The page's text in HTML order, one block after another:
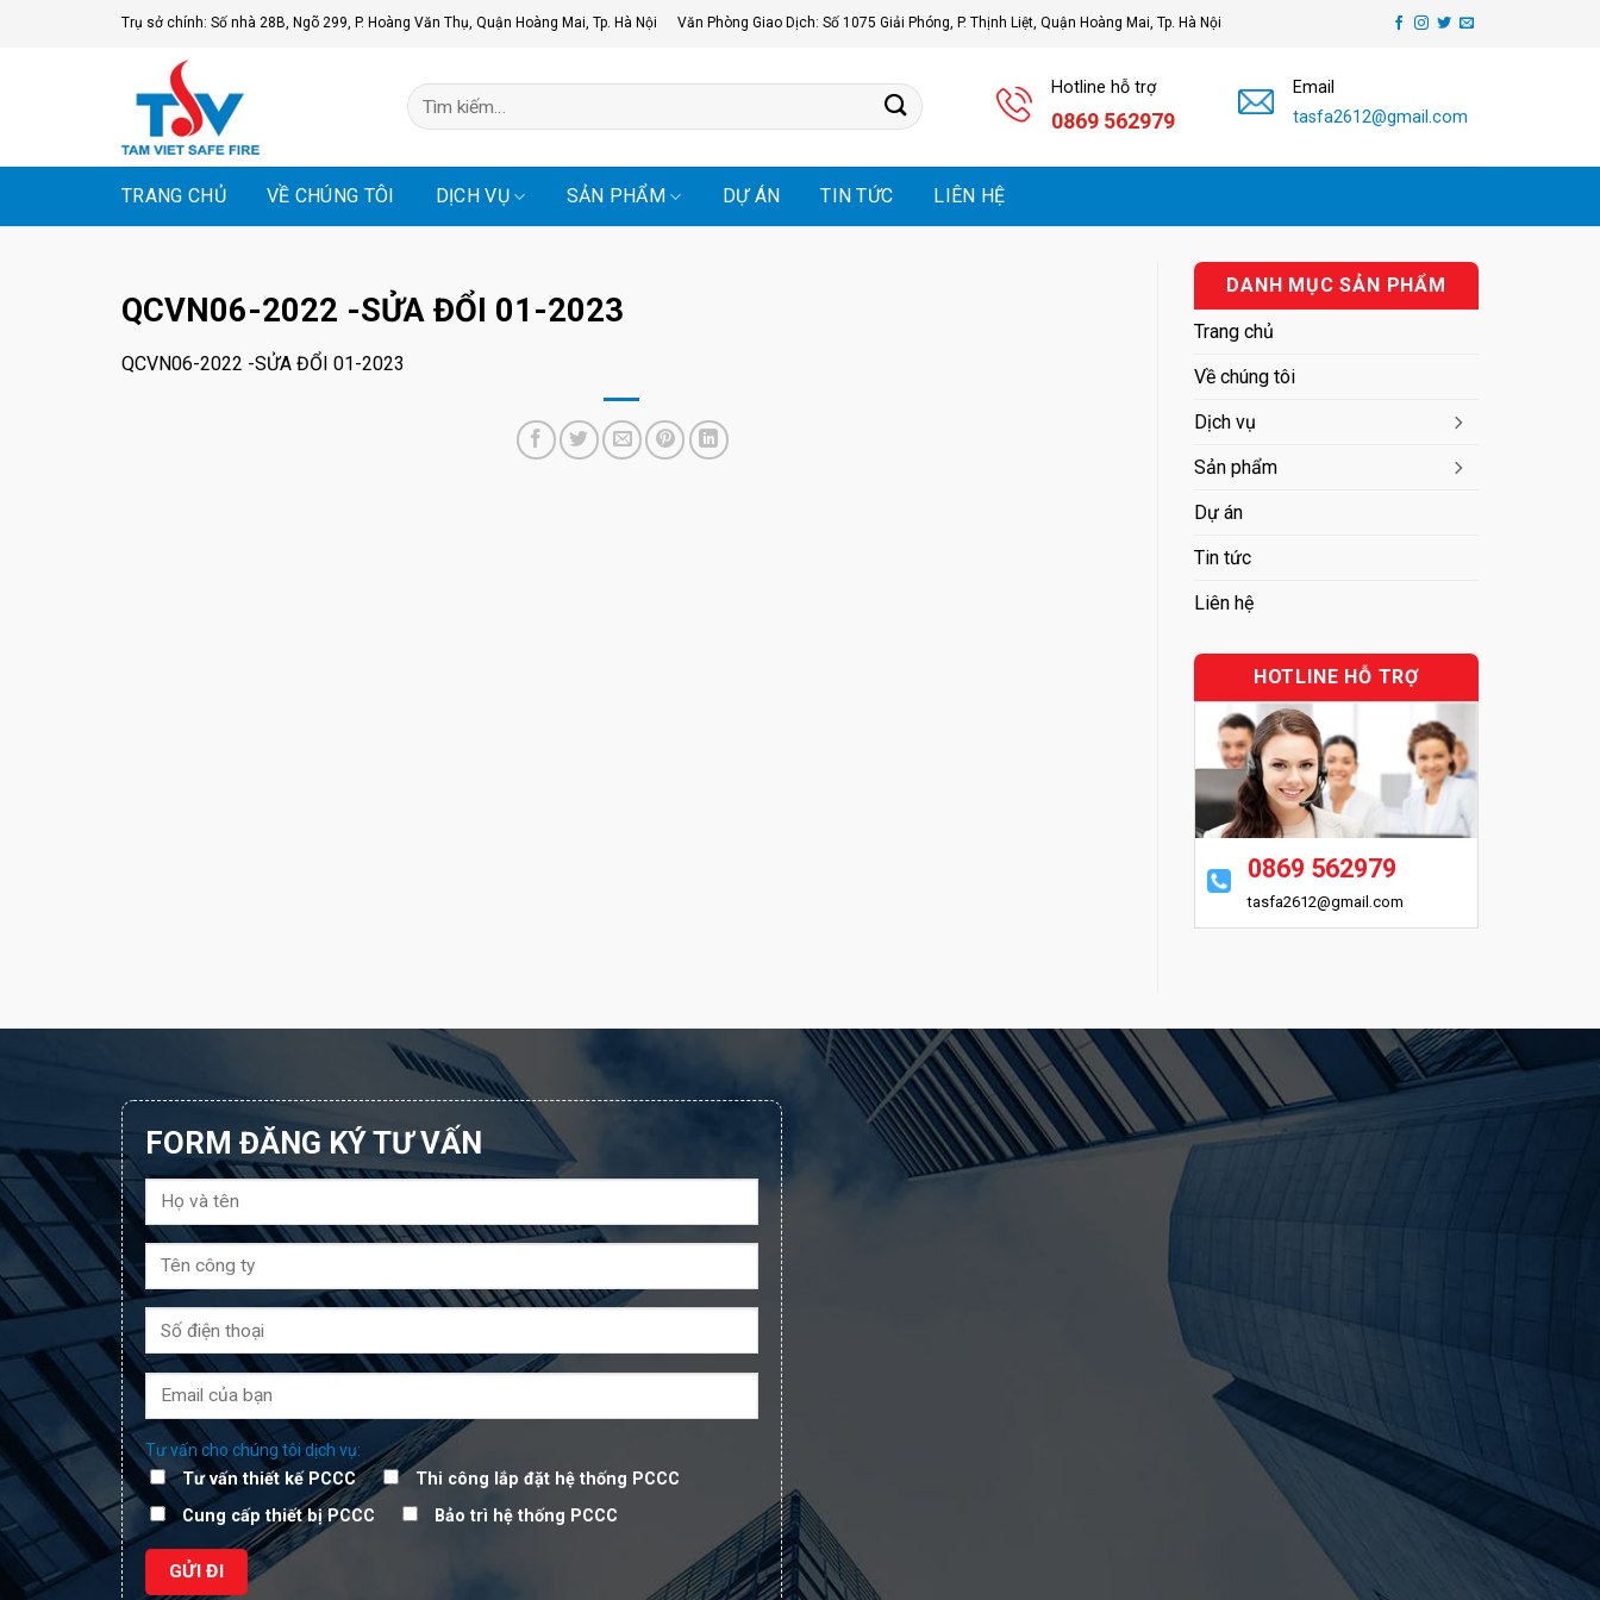
Trụ sở chính: Số nhà 28B, Ngõ 299, P. Hoàng Văn Thụ, Quận Hoàng Mai, Tp. Hà Nội Văn Phòng Giao Dịch: Số 1075 Giải Phóng, P. Thịnh Liệt, Quận Hoàng Mai, Tp. Hà Nội
Tìm
kiếm:
Hotline hỗ trợ
0869 562979
Email
tasfa2612@gmail.com
TRANG CHỦ VỀ CHÚNG TÔI DỊCH VỤ SẢN PHẨM DỰ ÁN TIN TỨC LIÊN HỆ
QCVN06-2022 -SỬA ĐỔI 01-2023
QCVN06-2022 -SỬA ĐỔI 01-2023
DANH MỤC SẢN PHẨM
Trang chủ
Về chúng tôi
Dịch vụ
Sản phẩm
Dự án
Tin tức
Liên hệ
HOTLINE HỖ TRỢ
0869 562979
tasfa2612@gmail.com
FORM ĐĂNG KÝ TƯ VẤN
Tư vấn cho chúng tôi dịch vụ:
Tư vấn thiết kế PCCC
Thi công lắp đặt hệ thống PCCC
Cung cấp thiết bị PCCC
Bảo trì hệ thống PCCC